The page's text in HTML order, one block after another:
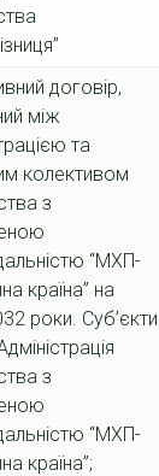
договір,
між
та
колективом
з
“МХП-
країна” на
роки. Суб’єкти
з
“МХП-
країна”;